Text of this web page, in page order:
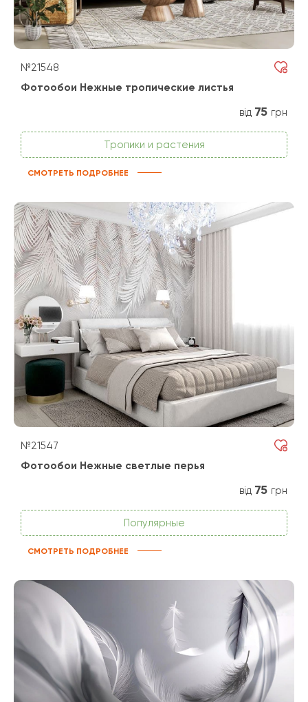
№21548
Фотообои Нежные тропические листья
від 75 грн
Тропики и растения
СМОТРЕТЬ ПОДРОБНЕЕ
№21547
Фотообои Нежные светлые перья
від 75 грн
Популярные
СМОТРЕТЬ ПОДРОБНЕЕ